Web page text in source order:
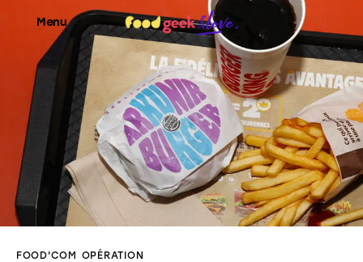
Menu
Food’News
Food’Com
Food’Art
FOOD'COM OPÉRATION